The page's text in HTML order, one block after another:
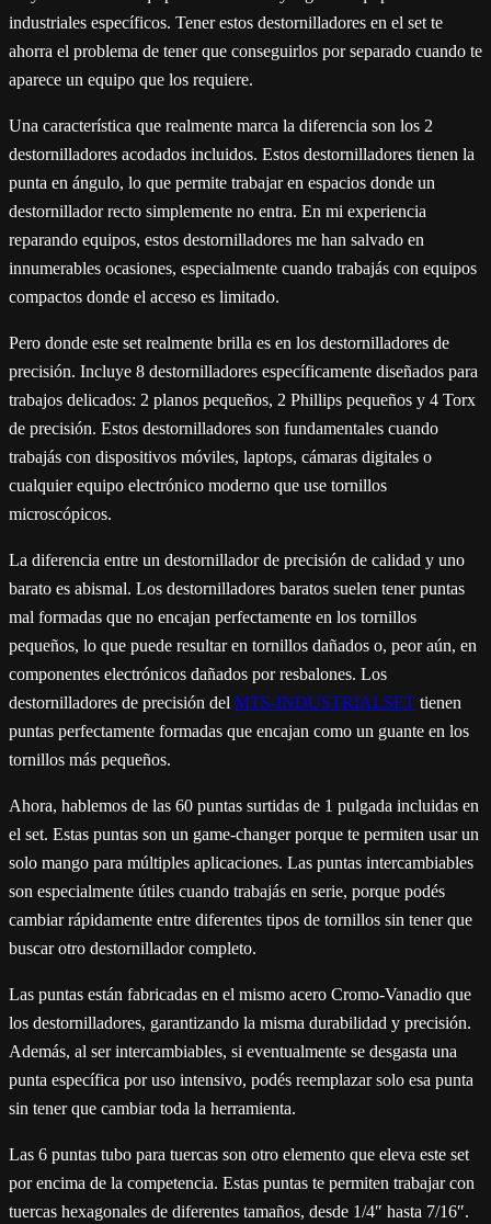
industriales específicos. Tener estos destornilladores en el set te
ahorra el problema de tener que conseguirlos por separado cuando te
aparece un equipo que los requiere.
Una característica que realmente marca la diferencia son los 2
destornilladores acodados incluidos. Estos destornilladores tienen la
punta en ángulo, lo que permite trabajar en espacios donde un
destornillador recto simplemente no entra. En mi experiencia
reparando equipos, estos destornilladores me han salvado en
innumerables ocasiones, especialmente cuando trabajás con equipos
compactos donde el acceso es limitado.
Pero donde este set realmente brilla es en los destornilladores de
precisión. Incluye 8 destornilladores específicamente diseñados para
trabajos delicados: 2 planos pequeños, 2 Phillips pequeños y 4 Torx
de precisión. Estos destornilladores son fundamentales cuando
trabajás con dispositivos móviles, laptops, cámaras digitales o
cualquier equipo electrónico moderno que use tornillos
microscópicos.
La diferencia entre un destornillador de precisión de calidad y uno
barato es abismal. Los destornilladores baratos suelen tener puntas
mal formadas que no encajan perfectamente en los tornillos
pequeños, lo que puede resultar en tornillos dañados o, peor aún, en
componentes electrónicos dañados por resbalones. Los
destornilladores de precisión del MTS-INDUSTRIALSET tienen
puntas perfectamente formadas que encajan como un guante en los
tornillos más pequeños.
Ahora, hablemos de las 60 puntas surtidas de 1 pulgada incluidas en
el set. Estas puntas son un game-changer porque te permiten usar un
solo mango para múltiples aplicaciones. Las puntas intercambiables
son especialmente útiles cuando trabajás en serie, porque podés
cambiar rápidamente entre diferentes tipos de tornillos sin tener que
buscar otro destornillador completo.
Las puntas están fabricadas en el mismo acero Cromo-Vanadio que
los destornilladores, garantizando la misma durabilidad y precisión.
Además, al ser intercambiables, si eventualmente se desgasta una
punta específica por uso intensivo, podés reemplazar solo esa punta
sin tener que cambiar toda la herramienta.
Las 6 puntas tubo para tuercas son otro elemento que eleva este set
por encima de la competencia. Estas puntas te permiten trabajar con
tuercas hexagonales de diferentes tamaños, desde 1/4″ hasta 7/16″.